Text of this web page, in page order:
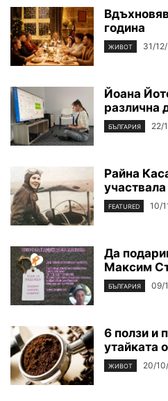
година
ЖИВОТ 31/
Йоана
различна
БЪЛГАРИЯ 22/
Райна
FEATURED 10/
Да
Максим
БЪЛГАРИЯ 09/
6 ползи и
утайката
ЖИВОТ 20/